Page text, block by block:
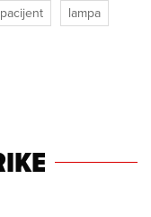
pacijent
lampa